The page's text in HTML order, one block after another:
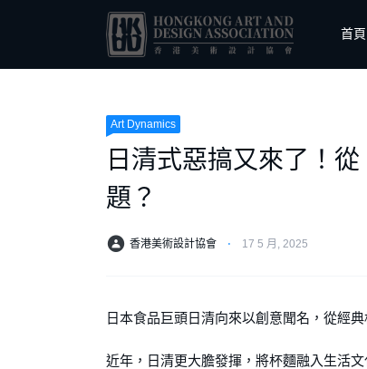
首頁
Art Dynamics
日清式惡搞又來了！
題？
香港美術設計協會 ⋅ 17 5 月, 2025
日本食品巨頭日清向來以創意聞名，從經
近年，日清更大膽發揮，將杯麵融入生活